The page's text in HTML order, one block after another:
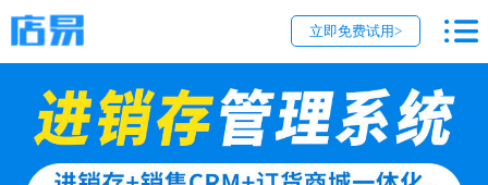
立即免费试用>